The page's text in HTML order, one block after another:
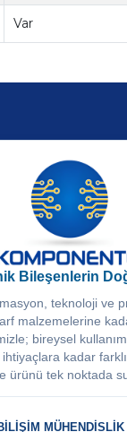
Var
Bileşenlerin
teknoloji ve
malzemelerine
bireysel
kadar
ürünü tek noktada
MÜHENDİSLİK